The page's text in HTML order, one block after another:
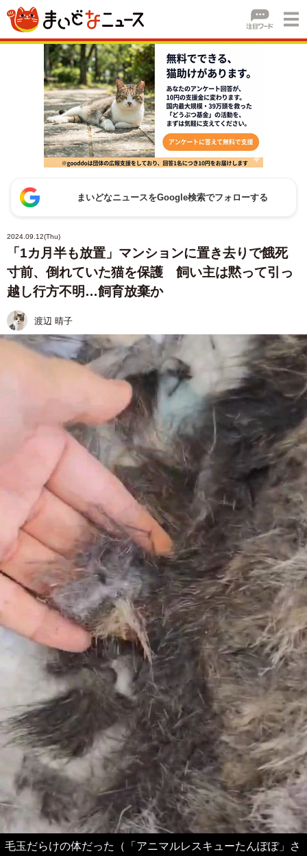
まいどなニュースをGoogle検索でフォローする
2024.09.12(Thu)
「1カ月半も放置」マンションに置き去りで餓死
寸前、倒れていた猫を保護 飼い主は黙って引っ
越し行方不明…飼育放棄か
渡辺 晴子
毛玉だらけの体だった（「アニマルレスキューたんぽぽ」さ